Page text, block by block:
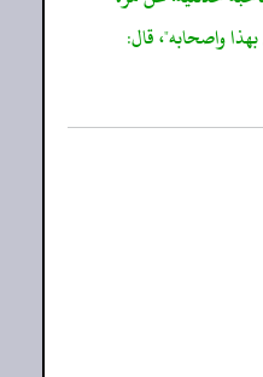
واصحابه"، قال: